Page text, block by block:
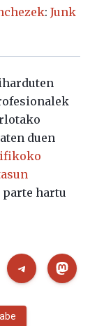
: Junk
duen
parte hartu